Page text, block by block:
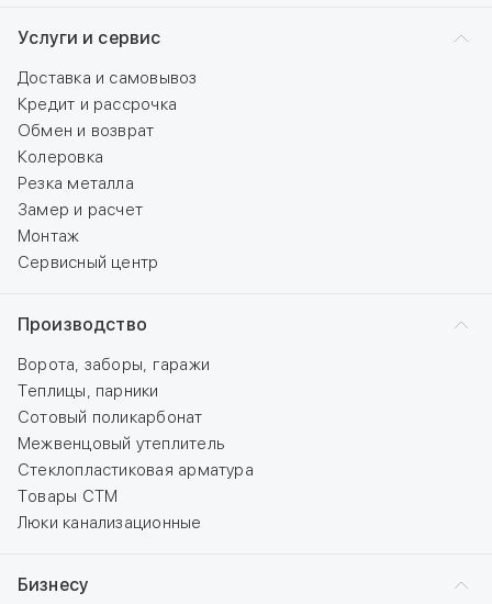
Услуги и сервис
Доставка и самовывоз
Кредит и рассрочка
Обмен и возврат
Колеровка
Резка металла
Замер и расчет
Монтаж
Сервисный центр
Производство
Ворота, заборы, гаражи
Теплицы, парники
Сотовый поликарбонат
Межвенцовый утеплитель
Стеклопластиковая арматура
Товары СТМ
Люки канализационные
Бизнесу